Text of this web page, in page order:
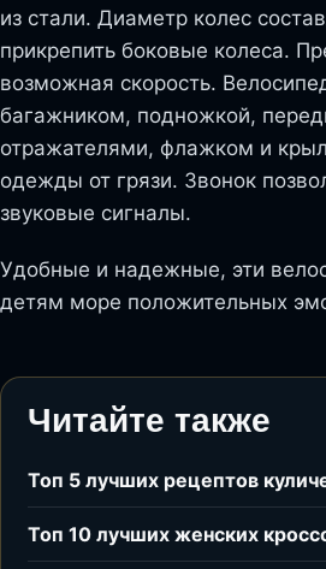
из стали. Диаметр колес
прикрепить боковые колеса.
возможная скорость.
багажником, подножкой,
отражателями, флажком и
одежды от грязи. Звонок
звуковые сигналы.
Удобные и надежные, эти
детям море положительных
Читайте также
Топ 5 лучших рецептов
Топ 10 лучших женских